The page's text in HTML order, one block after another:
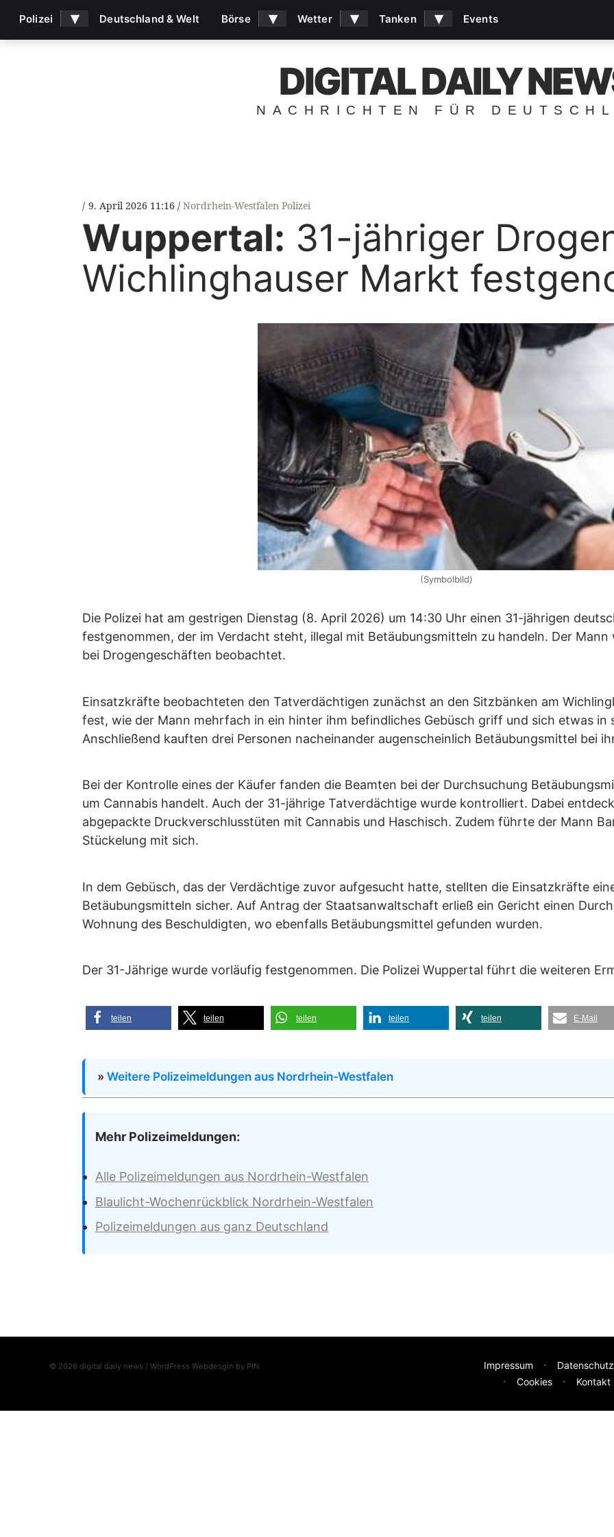
DIGITAL DAILY
NACHRICHTEN FÜR
9. April 2026 11:16 Nordrhein-Westfalen Polizei
Wuppertal: 31-jähriger
Wichlinghauser Markt
(Symbolbild)
Die Polizei hat am gestrigen Dienstag (8. April 2026) um 14:30 Uhr einen 31-jährigen
festgenommen, der im Verdacht steht, illegal mit Betäubungsmitteln zu handeln. Der
bei Drogengeschäften beobachtet.
Einsatzkräfte beobachteten den Tatverdächtigen zunächst an den Sitzbänken am
fest, wie der Mann mehrfach in ein hinter ihm befindliches Gebüsch griff und sich etwas in
Anschließend kauften drei Personen nacheinander augenscheinlich Betäubungsmittel bei
Bei der Kontrolle eines der Käufer fanden die Beamten bei der Durchsuchung
um Cannabis handelt. Auch der 31-jährige Tatverdächtige wurde kontrolliert. Dabei
abgepackte Druckverschlusstüten mit Cannabis und Haschisch. Zudem führte der Mann
Stückelung mit sich.
In dem Gebüsch, das der Verdächtige zuvor aufgesucht hatte, stellten die Einsatzkräfte
Betäubungsmitteln sicher. Auf Antrag der Staatsanwaltschaft erließ ein Gericht einen
Wohnung des Beschuldigten, wo ebenfalls Betäubungsmittel gefunden wurden.
Der 31-Jährige wurde vorläufig festgenommen. Die Polizei Wuppertal führt die weiteren
teilen teilen teilen teilen teilen E-Mail
» Weitere Polizeimeldungen aus Nordrhein-Westfalen
Mehr Polizeimeldungen:
Alle Polizeimeldungen aus Nordrhein-Westfalen
Blaulicht-Wochenrückblick Nordrhein-Westfalen
Polizeimeldungen aus ganz Deutschland
© 2026 digital daily news / WordPress Webdesgin by PIN Impressum
Cookies
Kontakt
Polizei ▾ Deutschland & Welt Börse ▾ Wetter ▾ Tanken ▾ Events